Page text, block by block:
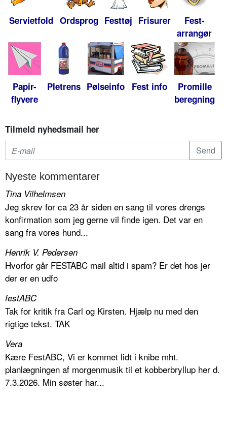
Servietfold Ordsprog Festtøj Frisurer
Fest-
arrangør
Papir-
flyvere
Pletrens Pølseinfo Fest info
Promille
beregning
Tilmeld nyhedsmail her
Nyeste kommentarer
Tina Vilhelmsen
Jeg skrev for ca 23 år siden en sang til vores drengs
konfirmation som jeg gerne vil finde igen. Det var en
sang fra vores hund...
Henrik V. Pedersen
Hvorfor går FESTABC mail altid i spam? Er det hos jer
der er en udfo
festABC
Tak for kritik fra Carl og Kirsten. Hjælp nu med den
rigtige tekst. TAK
Vera
Kære FestABC, Vi er kommet lidt i knibe mht.
planlægningen af morgenmusik til et kobberbryllup her d.
7.3.2026. Min søster har...